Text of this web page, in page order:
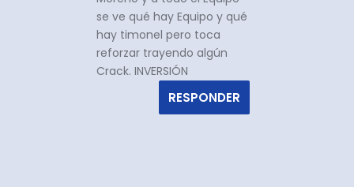
se ve qué hay Equipo y qué
hay timonel pero toca
reforzar trayendo algún
Crack. INVERSIÓN
RESPONDER